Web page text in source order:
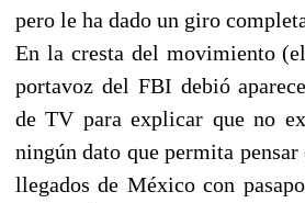
pero le ha dado un giro
En la cresta del movimiento
portavoz del FBI debió
de TV para explicar que no
ningún dato que permita
llegados de México con